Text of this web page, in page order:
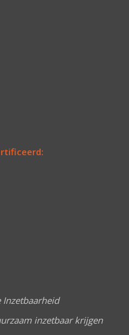
Inzetbaarheid
inzetbaar krijgen